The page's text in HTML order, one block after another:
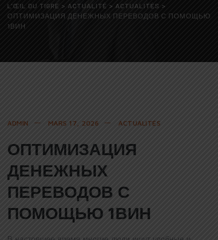
L'ŒIL DU TIGRE > ACTUALITÉ > ACTUALITÉS >
ОПТИМИЗАЦИЯ ДЕНЕЖНЫХ ПЕРЕВОДОВ С ПОМОЩЬЮ
1ВИН
ADMIN MARS 17, 2026 ACTUALITÉS
ОПТИМИЗАЦИЯ
ДЕНЕЖНЫХ
ПЕРЕВОДОВ С
ПОМОЩЬЮ 1ВИН